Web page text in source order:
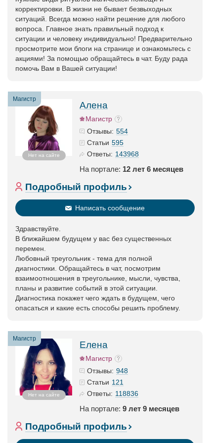
корректировки. В жизни не бывает безвыходных
ситуаций. Всегда можно найти решение для любого
вопроса. Главное знать правильный подход к
ситуации и человеку индивидуально! Предварительно
просмотрите мои блоги на странице и ознакомьтесь с
акциями! За помощью обращайтесь в чат. Буду рада
помочь Вам в Вашей ситуации!
Магистр
Нет на сайте
Алена
Магистр
Отзывы: 554
Статьи 595
Ответы: 143968
На портале: 12 лет 6 месяцев
Подробный профиль
Написать сообщение
Здравствуйте.
В ближайшем будущем у вас без существенных
перемен.
Любовный треугольник - тема для полной
диагностики. Обращайтесь в чат, посмотрим
взаимоотношения в треугольнике, мысли, чувства,
планы и развитие событий в этой ситуации.
Диагностика покажет чего ждать в будущем, чего
опасаться и какие есть способы решить проблему.
Магистр
Нет на сайте
Елена
Магистр
Отзывы: 948
Статьи 121
Ответы: 118836
На портале: 9 лет 9 месяцев
Подробный профиль